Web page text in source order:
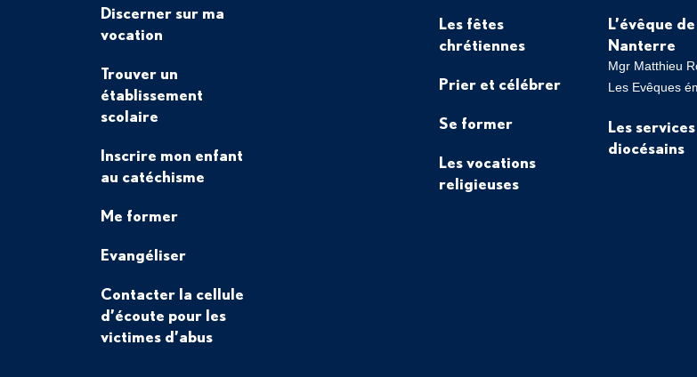
Discerner sur ma
vocation
Trouver un
établissement
scolaire
Inscrire mon enfant
au catéchisme
Me former
Evangéliser
Contacter la cellule
d’écoute pour les
victimes d’abus
Les fêtes
chrétiennes
Prier et célébrer
Se former
Les vocations
religieuses
L’évêque de
Nanterre
Mgr Matthieu
Les Evêques
Les services
diocésains